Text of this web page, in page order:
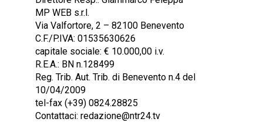
MP WEB s.r.l.
Via Valfortore, 2 – 82100 Benevento
C.F./P.IVA: 01535630626
capitale sociale: € 10.000,00 i.v.
R.E.A.: BN n.128499
Reg. Trib. Aut. Trib. di Benevento n.4 del
10/04/2009
tel-fax (+39) 0824.28825
Contattaci: redazione@ntr24.tv